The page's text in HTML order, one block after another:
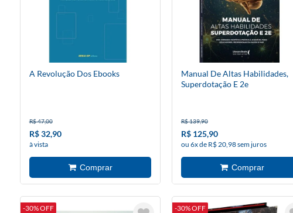
A Revolução Dos Ebooks
R$ 47,00
R$ 32,90
à vista
Manual De Altas Habilidades,
Superdotação E 2e
R$ 139,90
R$ 125,90
ou 6x de R$ 20,98 sem juros
-30% OFF -30% OFF